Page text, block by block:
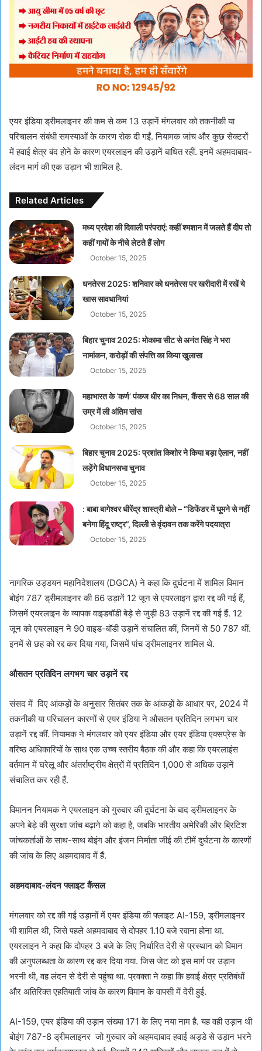
एयर इंडिया ड्रीमलाइनर की कम से कम 13 उड़ानें मंगलवार को तकनीकी या
परिचालन संबंधी समस्याओं के कारण रोक दी गईं. नियामक जांच और कुछ सेक्टरों
में हवाई क्षेत्र बंद होने के कारण एयरलाइन की उड़ानें बाधित रहीं. इनमें अहमदाबाद-
लंदन मार्ग की एक उड़ान भी शामिल है.
Related Articles
मध्य प्रदेश की दिवाली परंपराएं: कहीं श्मशान में जलते हैं दीप तो
कहीं गायों के नीचे लेटते हैं लोग
October 15, 2025
धनतेरस 2025: शनिवार को धनतेरस पर खरीदारी में रखें ये
खास सावधानियां
October 15, 2025
बिहार चुनाव 2025: मोकामा सीट से अनंत सिंह ने भरा
नामांकन, करोड़ों की संपत्ति का किया खुलासा
October 15, 2025
महाभारत के ‘कर्ण’ पंकज धीर का निधन, कैंसर से 68 साल की
उम्र में ली अंतिम सांस
October 15, 2025
बिहार चुनाव 2025: प्रशांत किशोर ने किया बड़ा ऐलान, नहीं
लड़ेंगे विधानसभा चुनाव
October 15, 2025
: बाबा बागेश्वर धीरेंद्र शास्त्री बोले – “डिफेंडर में घूमने से नहीं
बनेगा हिंदू राष्ट्र”, दिल्ली से वृंदावन तक करेंगे पदयात्रा
October 15, 2025
नागरिक उड्डयन महानिदेशालय (DGCA) ने कहा कि दुर्घटना में शामिल विमान
बोइंग 787 ड्रीमलाइनर की 66 उड़ानें 12 जून से एयरलाइन द्वारा रद्द की गई हैं,
जिसमें एयरलाइन के व्यापक वाइडबॉडी बेड़े से जुड़ी 83 उड़ानें रद्द की गई हैं. 12
जून को एयरलाइन ने 90 वाइड-बॉडी उड़ानें संचालित कीं, जिनमें से 50 787 थीं.
इनमें से छह को रद्द कर दिया गया, जिसमें पांच ड्रीमलाइनर शामिल थे.
औसतन प्रतिदिन लगभग चार उड़ानें रद्द
संसद में दिए आंकड़ों के अनुसार सितंबर तक के आंकड़ों के आधार पर, 2024 में
तकनीकी या परिचालन कारणों से एयर इंडिया ने औसतन प्रतिदिन लगभग चार
उड़ानें रद्द कीं. नियामक ने मंगलवार को एयर इंडिया और एयर इंडिया एक्सप्रेस के
वरिष्ठ अधिकारियों के साथ एक उच्च स्तरीय बैठक की और कहा कि एयरलाइंस
वर्तमान में घरेलू और अंतर्राष्ट्रीय क्षेत्रों में प्रतिदिन 1,000 से अधिक उड़ानें
संचालित कर रही हैं.
विमानन नियामक ने एयरलाइन को गुरुवार की दुर्घटना के बाद ड्रीमलाइनर के
अपने बेड़े की सुरक्षा जांच बढ़ाने को कहा है, जबकि भारतीय अमेरिकी और ब्रिटिश
जांचकर्ताओं के साथ-साथ बोइंग और इंजन निर्माता जीई की टीमें दुर्घटना के कारणों
की जांच के लिए अहमदाबाद में हैं.
अहमदाबाद-लंदन फ्लाइट कैंसल
मंगलवार को रद्द की गई उड़ानों में एयर इंडिया की फ्लाइट AI-159, ड्रीमलाइनर
भी शामिल थी, जिसे पहले अहमदाबाद से दोपहर 1.10 बजे रवाना होना था.
एयरलाइन ने कहा कि दोपहर 3 बजे के लिए निर्धारित देरी से प्रस्थान को विमान
की अनुपलब्धता के कारण रद्द कर दिया गया. जिस जेट को इस मार्ग पर उड़ान
भरनी थी, वह लंदन से देरी से पहुंचा था. प्रवक्ता ने कहा कि हवाई क्षेत्र प्रतिबंधों
और अतिरिक्त एहतियाती जांच के कारण विमान के वापसी में देरी हुई.
AI-159, एयर इंडिया की उड़ान संख्या 171 के लिए नया नाम है. यह वही उड़ान थी
बोइंग 787-8 ड्रीमलाइनर जो गुरुवार को अहमदाबाद हवाई अड्डे से उड़ान भरने